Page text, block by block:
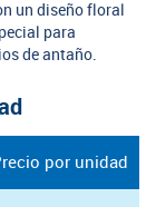
un diseño floral
para
de antaño.
por unidad